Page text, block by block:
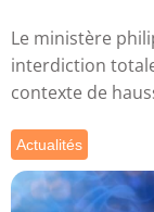
Le ministère
interdiction
contexte de
Actualités